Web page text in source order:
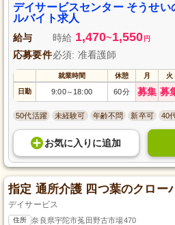
デイサービスセンター そうせ
ルバイト求人
給与 時給 1,470~1,550 円
応募要件必須: 准看護師
就業時間 休憩 月 火
日勤 9:00～ 18:00 60分 募集 募
50代活躍 未経験可 年齢不問 新卒可 40
お気に入り に追加
指定 通所介護 四つ葉のクロー
デイサービス
住所 奈良県宇陀市菟田野古市場470